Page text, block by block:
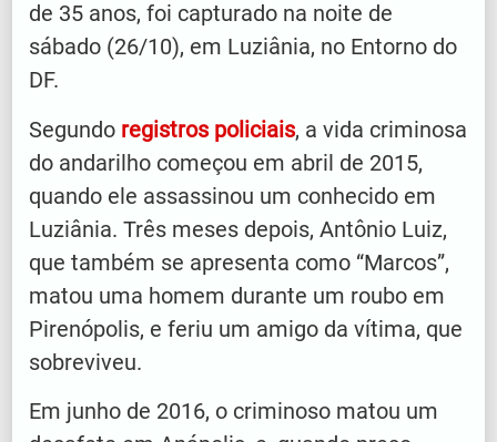
de 35 anos, foi capturado na noite de
sábado (26/10), em Luziânia, no Entorno do
DF.
Segundo registros policiais, a vida criminosa
do andarilho começou em abril de 2015,
quando ele assassinou um conhecido em
Luziânia. Três meses depois, Antônio Luiz,
que também se apresenta como “Marcos”,
matou uma homem durante um roubo em
Pirenópolis, e feriu um amigo da vítima, que
sobreviveu.
Em junho de 2016, o criminoso matou um